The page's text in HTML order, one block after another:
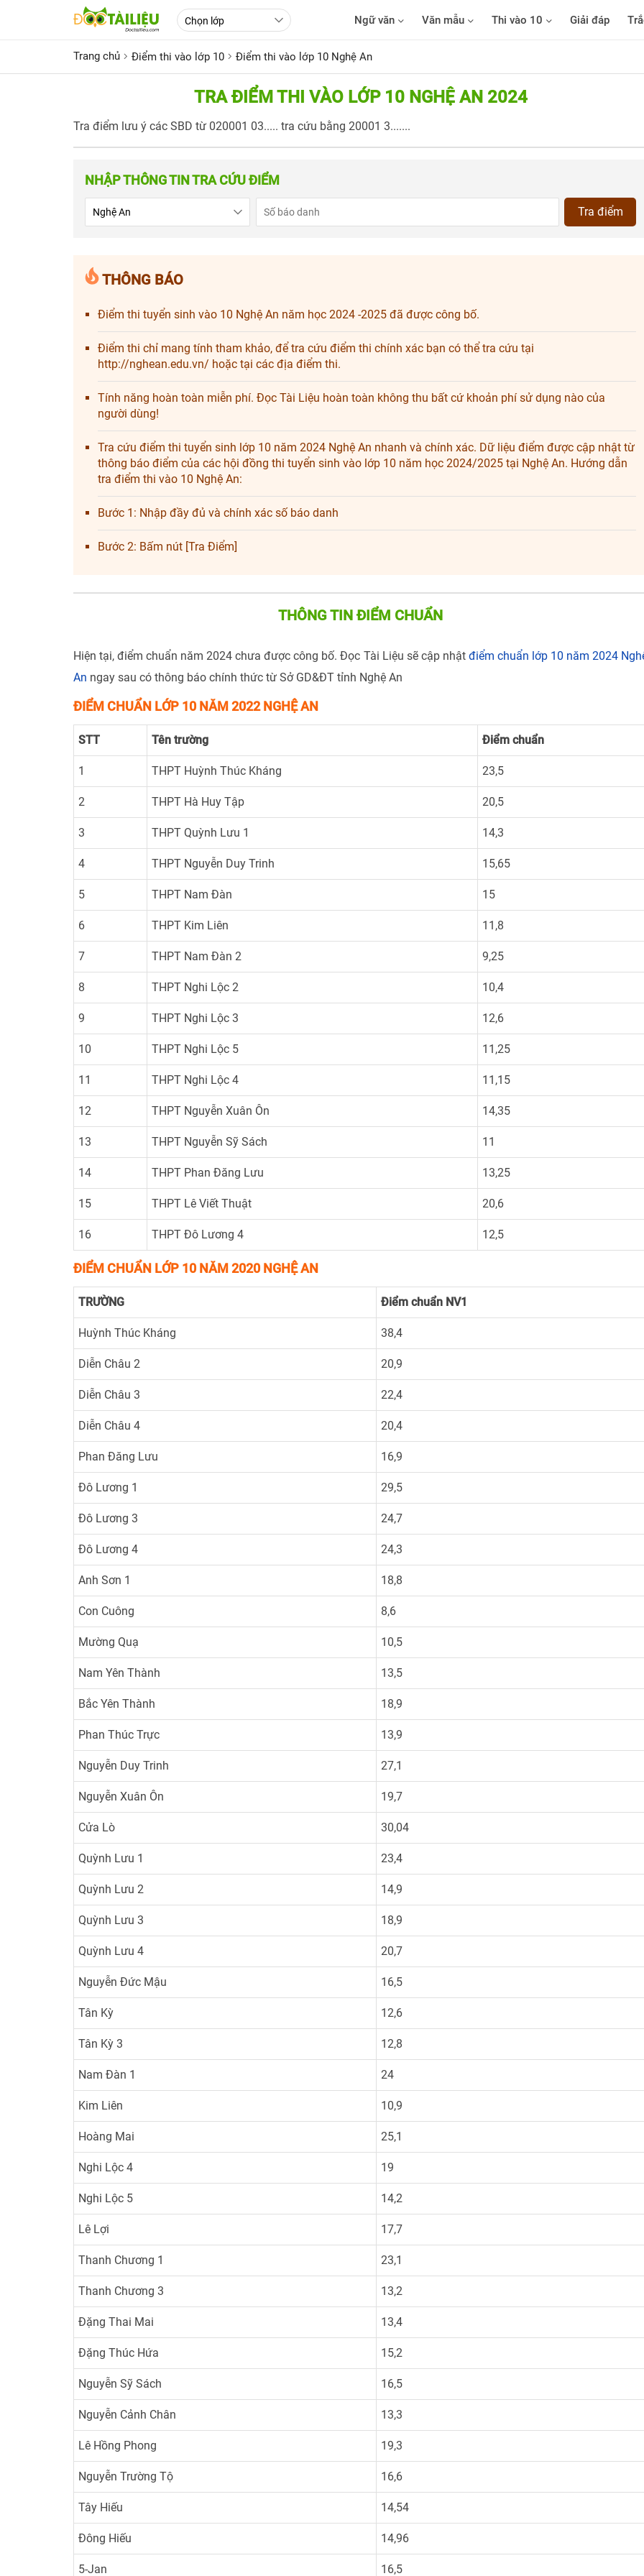
Ngữ văn Văn mẫu Thi vào 10 Giải đáp
Trang chủ Điểm thi vào lớp 10 Điểm thi vào lớp 10 Nghệ An
TRA ĐIỂM THI VÀO LỚP 10 NGHỆ AN 2024
Tra điểm lưu ý các SBD từ 020001 03..... tra cứu bằng 20001 3.......
NHẬP THÔNG TIN TRA CỨU ĐIỂM
Tra điểm
THÔNG BÁO
Điểm thi tuyển sinh vào 10 Nghệ An năm học 2024 -2025 đã được công bố.
Điểm thi chỉ mang tính tham khảo, để tra cứu điểm thi chính xác bạn có thể tra cứu tại
http://nghean.edu.vn/ hoặc tại các địa điểm thi.
Tính năng hoàn toàn miễn phí. Đọc Tài Liệu hoàn toàn không thu bất cứ khoản phí sử dụng nào của
người dùng!
Tra cứu điểm thi tuyển sinh lớp 10 năm 2024 Nghệ An nhanh và chính xác. Dữ liệu điểm được cập nhật từ
thông báo điểm của các hội đồng thi tuyển sinh vào lớp 10 năm học 2024/2025 tại Nghệ An. Hướng dẫn
tra điểm thi vào 10 Nghệ An:
Bước 1: Nhập đầy đủ và chính xác số báo danh
Bước 2: Bấm nút [Tra Điểm]
THÔNG TIN ĐIỂM CHUẨN
Hiện tại, điểm chuẩn năm 2024 chưa được công bố. Đọc Tài Liệu sẽ cập nhật điểm chuẩn lớp 10 năm 2024
An ngay sau có thông báo chính thức từ Sở GD&ĐT tỉnh Nghệ An
ĐIỂM CHUẨN LỚP 10 NĂM 2022 NGHỆ AN
STT Tên trường Điểm chuẩn
1 THPT Huỳnh Thúc Kháng 23,5
2 THPT Hà Huy Tập 20,5
3 THPT Quỳnh Lưu 1 14,3
4 THPT Nguyễn Duy Trinh 15,65
5 THPT Nam Đàn 15
6 THPT Kim Liên 11,8
7 THPT Nam Đàn 2 9,25
8 THPT Nghi Lộc 2 10,4
9 THPT Nghi Lộc 3 12,6
10 THPT Nghi Lộc 5 11,25
11 THPT Nghi Lộc 4 11,15
12 THPT Nguyễn Xuân Ôn 14,35
13 THPT Nguyễn Sỹ Sách 11
14 THPT Phan Đăng Lưu 13,25
15 THPT Lê Viết Thuật 20,6
16 THPT Đô Lương 4 12,5
ĐIỂM CHUẨN LỚP 10 NĂM 2020 NGHỆ AN
TRƯỜNG Điểm chuẩn NV1
Huỳnh Thúc Kháng 38,4
Diễn Châu 2 20,9
Diễn Châu 3 22,4
Diễn Châu 4 20,4
Phan Đăng Lưu 16,9
Đô Lương 1 29,5
Đô Lương 3 24,7
Đô Lương 4 24,3
Anh Sơn 1 18,8
Con Cuông 8,6
Mường Quạ 10,5
Nam Yên Thành 13,5
Bắc Yên Thành 18,9
Phan Thúc Trực 13,9
Nguyễn Duy Trinh 27,1
Nguyễn Xuân Ôn 19,7
Cửa Lò 30,04
Quỳnh Lưu 1 23,4
Quỳnh Lưu 2 14,9
Quỳnh Lưu 3 18,9
Quỳnh Lưu 4 20,7
Nguyễn Đức Mậu 16,5
Tân Kỳ 12,6
Tân Kỳ 3 12,8
Nam Đàn 1 24
Kim Liên 10,9
Hoàng Mai 25,1
Nghi Lộc 4 19
Nghi Lộc 5 14,2
Lê Lợi 17,7
Thanh Chương 1 23,1
Thanh Chương 3 13,2
Đặng Thai Mai 13,4
Đặng Thúc Hứa 15,2
Nguyễn Sỹ Sách 16,5
Nguyễn Cảnh Chân 13,3
Lê Hồng Phong 19,3
Nguyễn Trường Tộ 16,6
Tây Hiếu 14,54
Đông Hiếu 14,96
5-Jan 16,5